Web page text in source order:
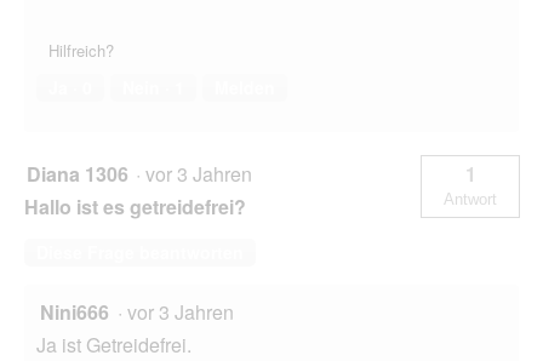
Hilfreich?
Diana 1306 · vor 3 Jahren
Hallo ist es getreidefrei?
1
Antwort
Nini666 · vor 3 Jahren
Ja ist Getreidefrei.